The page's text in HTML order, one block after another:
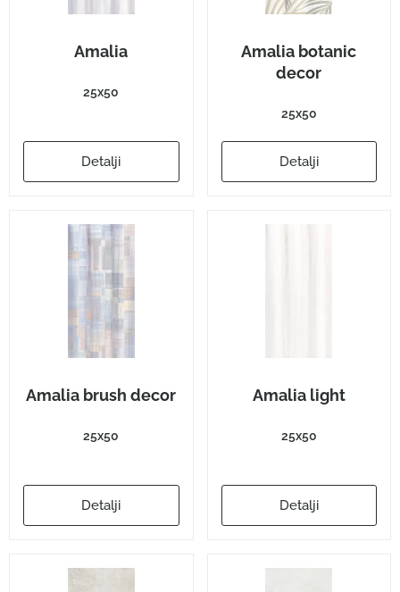
Amalia
25x50
Detalji
Amalia botanic
decor
25x50
Detalji
Amalia brush decor
25x50
Detalji
Amalia light
25x50
Detalji